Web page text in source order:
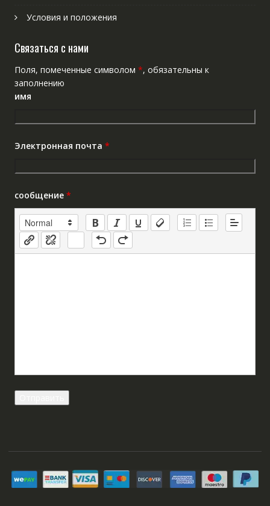
Условия и положения
Связаться с нами
Поля, помеченные символом *, обязательны к
заполнению
имя
Электронная почта *
сообщение *